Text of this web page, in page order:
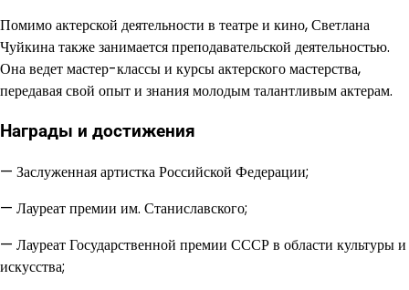
Помимо актерской деятельности в театре и кино, Светлана
Чуйкина также занимается преподавательской деятельностью.
Она ведет мастер-классы и курсы актерского мастерства,
передавая свой опыт и знания молодым талантливым актерам.
Награды и достижения
— Заслуженная артистка Российской Федерации;
— Лауреат премии им. Станиславского;
— Лауреат Государственной премии СССР в области культуры и
искусства;